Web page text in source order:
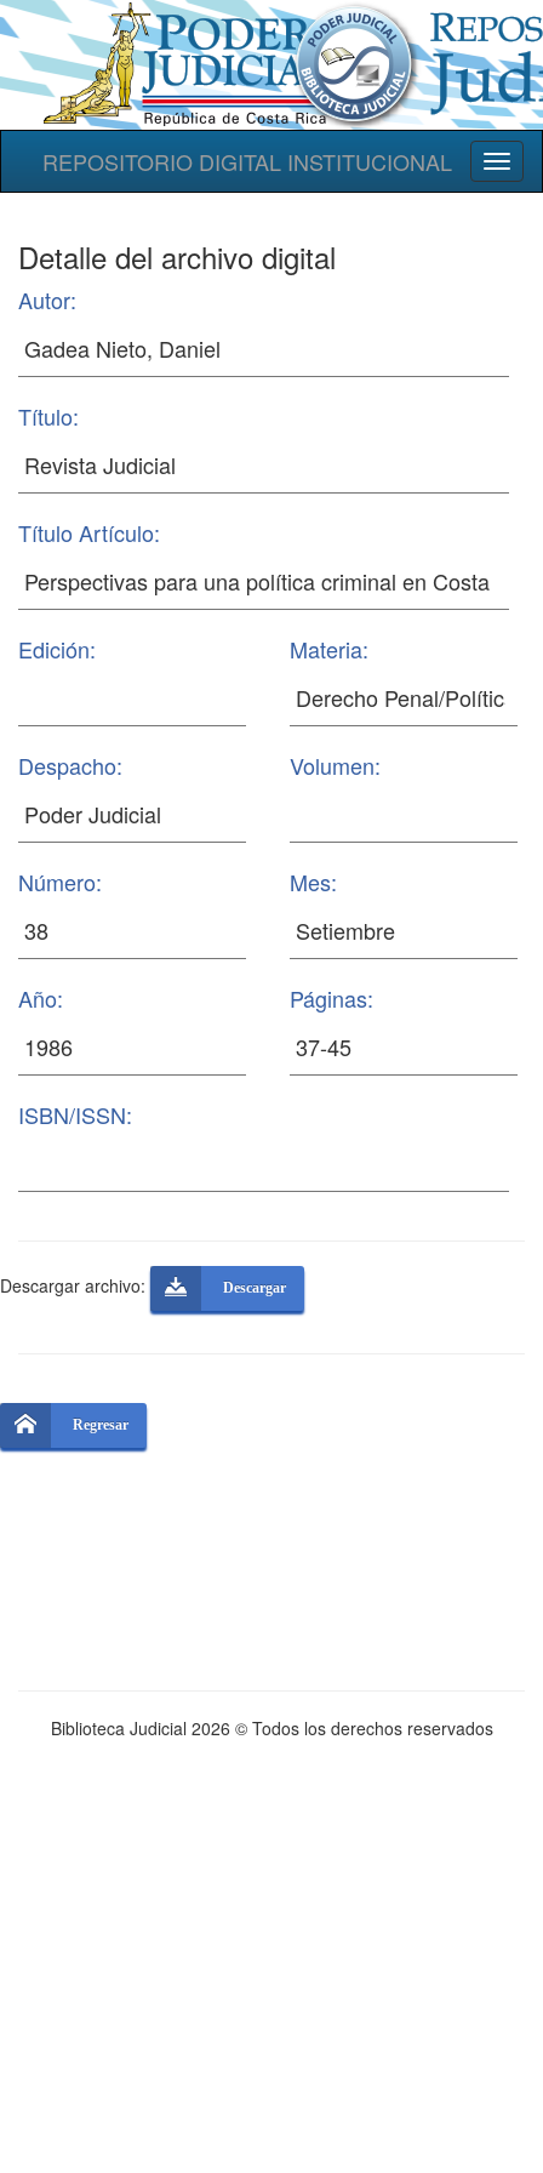
REPOSITORIO DIGITAL INSTITUCIONAL
Detalle del archivo digital
Autor:
Título:
Título Artículo:
Edición: Materia:
Despacho: Volumen:
Número: Mes:
Año: Páginas:
ISBN/ISSN:
Descargar archivo: Descargar
Regresar
Biblioteca Judicial 2026 © Todos los derechos reservados